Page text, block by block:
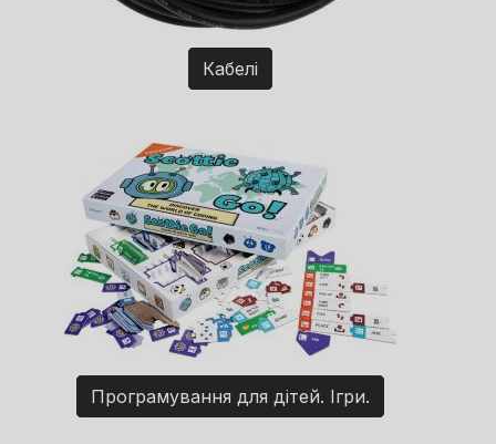
Кабелі
Програмування для дітей. Ігри.